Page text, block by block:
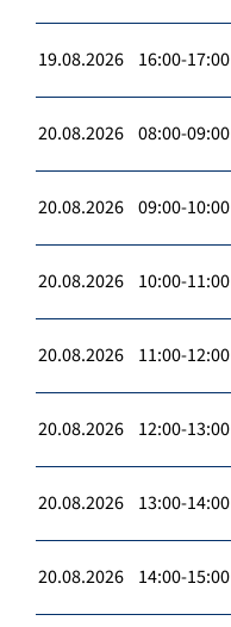
19.08.2026 16:00-17:00
20.08.2026 08:00-09:00
20.08.2026 09:00-10:00
20.08.2026 10:00-11:00
20.08.2026 11:00-12:00
20.08.2026 12:00-13:00
20.08.2026 13:00-14:00
20.08.2026 14:00-15:00